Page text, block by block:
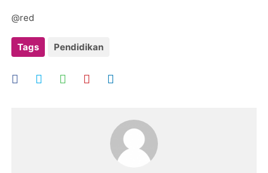
@red
Tags Pendidikan